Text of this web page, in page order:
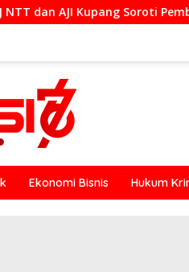
Pemberitaan Kasus Bildad
Ekonomi Bisnis Hukum